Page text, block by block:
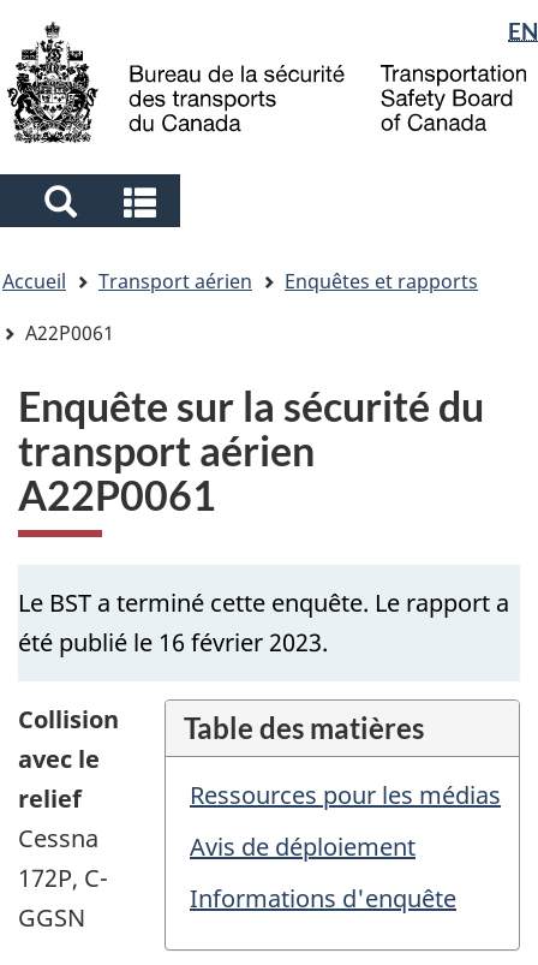
to
main
to
"About
government"
à
la
Sélection
de
la
langue
EN
Search
and
menus
and
menus
êtes
ici
Accueil Transport aérien
Enquêtes et rapports
A22P0061
Enquête sur la sécurité du
transport aérien
A22P0061
Le BST a terminé cette enquête. Le rapport a
été publié le 16 février 2023.
Table des matières
Ressources pour les médias
Avis de déploiement
Informations d'enquête
Collision
avec le
relief
Cessna
172P, C-
GGSN